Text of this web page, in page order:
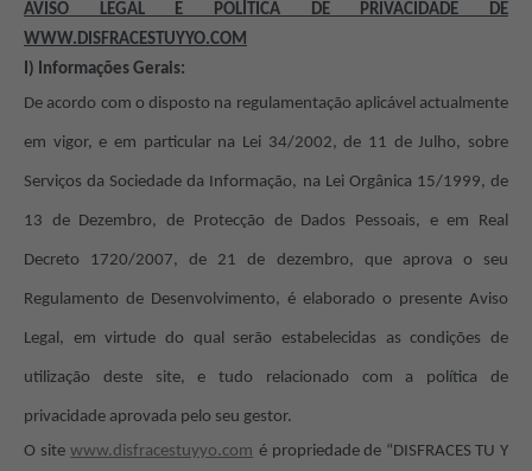
AVISO LEGAL E POLÍTICA DE PRIVACIDADE DE
WWW.DISFRACESTUYYO.COM
I) Informações Gerais:
De acordo com o disposto na regulamentação aplicável actualmente
em vigor, e em particular na Lei 34/2002, de 11 de Julho, sobre
Serviços da Sociedade da Informação, na Lei Orgânica 15/1999, de
13 de Dezembro, de Protecção de Dados Pessoais, e em Real
Decreto 1720/2007, de 21 de dezembro, que aprova o seu
Regulamento de Desenvolvimento, é elaborado o presente Aviso
Legal, em virtude do qual serão estabelecidas as condições de
utilização deste site, e tudo relacionado com a política de
privacidade aprovada pelo seu gestor.
O site www.disfracestuyyo.com é propriedade de “DISFRACES TU Y